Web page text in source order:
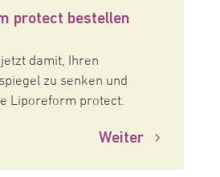
protect bestellen
damit, Ihren
zu senken und
Liporeform protect.
Weiter